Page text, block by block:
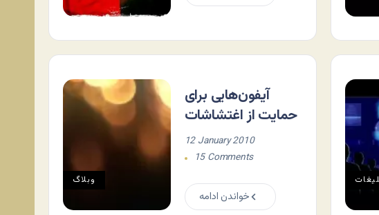
وبلاگ
آیفون‌هایی برای
حمایت از اغتشاشات
12 January 2010
15 Comments
خواندن ادامه